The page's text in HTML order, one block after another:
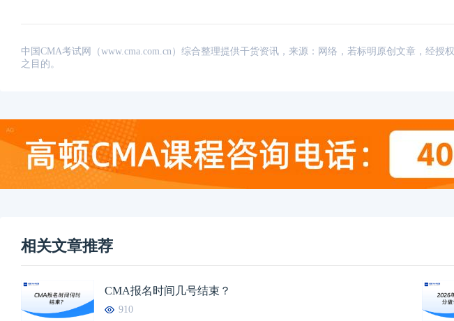
中国CMA考试网（www.cma.com.cn）综合整理提供干货资讯，来源：网络，若标明原创文章，经
之目的。
相关文章推荐
CMA报名时间几号结束？
910